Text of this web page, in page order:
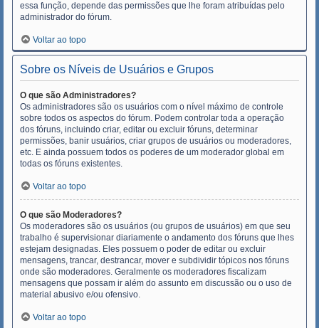
essa função, depende das permissões que lhe foram atribuídas pelo
administrador do fórum.
Voltar ao topo
Sobre os Níveis de Usuários e Grupos
O que são Administradores?
Os administradores são os usuários com o nível máximo de controle
sobre todos os aspectos do fórum. Podem controlar toda a operação
dos fóruns, incluindo criar, editar ou excluir fóruns, determinar
permissões, banir usuários, criar grupos de usuários ou moderadores,
etc. E ainda possuem todos os poderes de um moderador global em
todas os fóruns existentes.
Voltar ao topo
O que são Moderadores?
Os moderadores são os usuários (ou grupos de usuários) em que seu
trabalho é supervisionar diariamente o andamento dos fóruns que lhes
estejam designadas. Eles possuem o poder de editar ou excluir
mensagens, trancar, destrancar, mover e subdividir tópicos nos fóruns
onde são moderadores. Geralmente os moderadores fiscalizam
mensagens que possam ir além do assunto em discussão ou o uso de
material abusivo e/ou ofensivo.
Voltar ao topo